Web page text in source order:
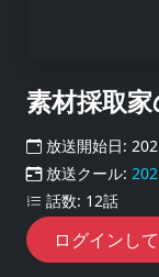
素材採取
放送開始日:
放送クール:
話数: 12話
ログインし